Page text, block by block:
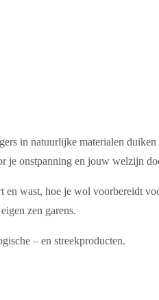
in natuurlijke materialen duiken
je onstpanning en jouw welzijn
wast, hoe je wol voorbereidt
zen garens.
– en streekproducten.